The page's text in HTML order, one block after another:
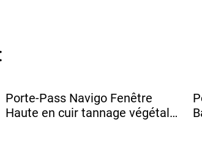
Porte-Pass Navigo Fenêtre
Haute en cuir tannage végétal -